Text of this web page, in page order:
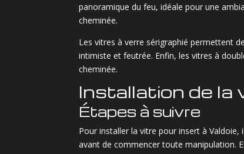
panoramique du feu, idéale pour une
cheminée.
Les vitres à verre sérigraphié permettent
intimiste et feutrée. Enfin, les vitres à
cheminée.
Installation de la
Étapes à suivre
Pour installer la vitre pour insert à
avant de commencer toute manipulation.